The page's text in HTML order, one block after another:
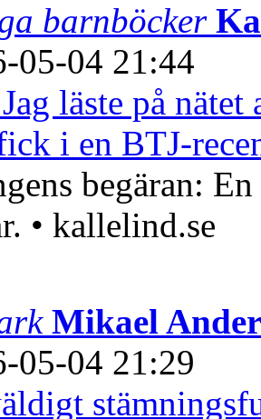
barnböcker
05-04 21:44
läste på nätet
i en BTJ-
begäran:
• kallelind.se
Mikael
05-04 21:29